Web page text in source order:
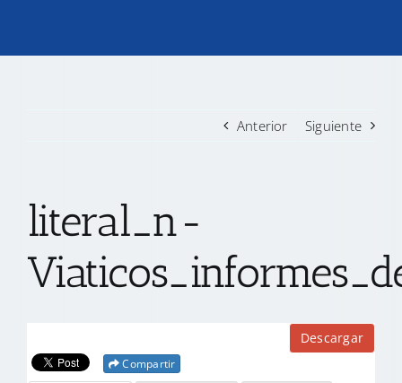
TRANSPARENCIA
CONTACTO
Anterior Siguiente
literal_n-
Descargar
Compartir